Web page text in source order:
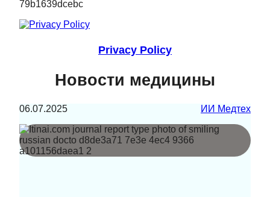
Privacy Policy
Новости медицины
06.07.2025 ИИ Медтех